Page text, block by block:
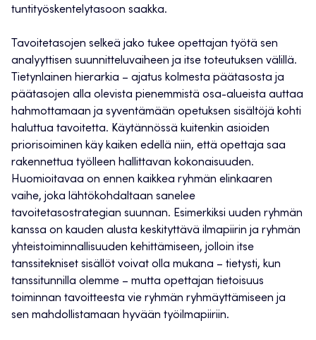
tuntityöskentelytasoon saakka.
Tavoitetasojen selkeä jako tukee opettajan työtä sen
analyyttisen suunnitteluvaiheen ja itse toteutuksen välillä.
Tietynlainen hierarkia – ajatus kolmesta päätasosta ja
päätasojen alla olevista pienemmistä osa-alueista auttaa
hahmottamaan ja syventämään opetuksen sisältöjä kohti
haluttua tavoitetta. Käytännössä kuitenkin asioiden
priorisoiminen käy kaiken edellä niin, että opettaja saa
rakennettua työlleen hallittavan kokonaisuuden.
Huomioitavaa on ennen kaikkea ryhmän elinkaaren
vaihe, joka lähtökohdaltaan sanelee
tavoitetasostrategian suunnan. Esimerkiksi uuden ryhmän
kanssa on kauden alusta keskityttävä ilmapiirin ja ryhmän
yhteistoiminnallisuuden kehittämiseen, jolloin itse
tanssitekniset sisällöt voivat olla mukana – tietysti, kun
tanssitunnilla olemme – mutta opettajan tietoisuus
toiminnan tavoitteesta vie ryhmän ryhmäyttämiseen ja
sen mahdollistamaan hyvään työilmapiiriin.